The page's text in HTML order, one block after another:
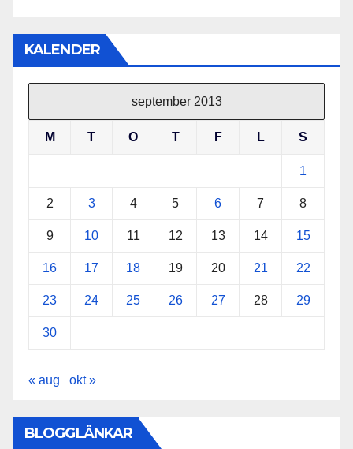
KALENDER
september 2013
M T O T F L S
1
2 3 4 5 6 7 8
9 10 11 12 13 14 15
16 17 18 19 20 21 22
23 24 25 26 27 28 29
30
« aug okt »
BLOGGLÄNKAR